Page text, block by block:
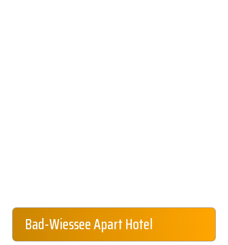
Bad-Wiessee Apart Hotel